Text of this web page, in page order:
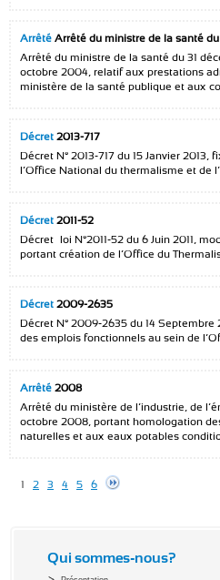
Arrêté Arrêté du ministre de la santé du
Arrêté du ministre de la santé du 31
octobre 2004, relatif aux prestations
ministère de la santé publique et aux
Décret 2013-717
Décret N° 2013-717 du 15 Janvier
l’Office National du thermalisme et de
Décret 2011-52
Décret –loi N°2011-52 du 6 Juin 2011,
portant création de l’Office du
Décret 2009-2635
Décret N° 2009-2635 du 14
des emplois fonctionnels au sein de
Arrêté 2008
Arrêté du ministère de l’industrie, de
octobre 2008, portant homologation
naturelles et aux eaux potables
1 2 3 4 5 6
Qui sommes-nous?